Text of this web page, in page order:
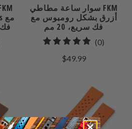
فك
سوار ساعة مطاطي FKM
أزرق بشكل رومبوس مع
فك سريع، 20 مم
(0)
$49.99